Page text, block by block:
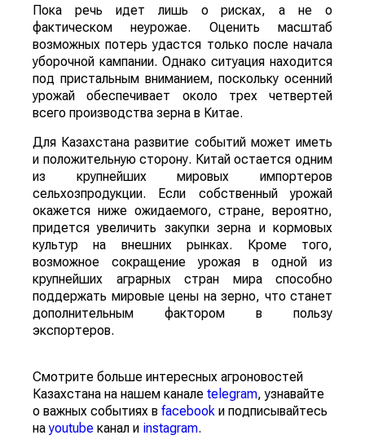
Пока речь идет лишь о рисках, а не о
фактическом неурожае. Оценить масштаб
возможных потерь удастся только после начала
уборочной кампании. Однако ситуация находится
под пристальным вниманием, поскольку осенний
урожай обеспечивает около трех четвертей
всего производства зерна в Китае.
Для Казахстана развитие событий может иметь
и положительную сторону. Китай остается одним
из крупнейших мировых импортеров
сельхозпродукции. Если собственный урожай
окажется ниже ожидаемого, стране, вероятно,
придется увеличить закупки зерна и кормовых
культур на внешних рынках. Кроме того,
возможное сокращение урожая в одной из
крупнейших аграрных стран мира способно
поддержать мировые цены на зерно, что станет
дополнительным фактором в пользу
экспортеров.
Смотрите больше интересных агроновостей
Казахстана на нашем канале telegram, узнавайте
о важных событиях в facebook и подписывайтесь
наyoutube канал и instagram.